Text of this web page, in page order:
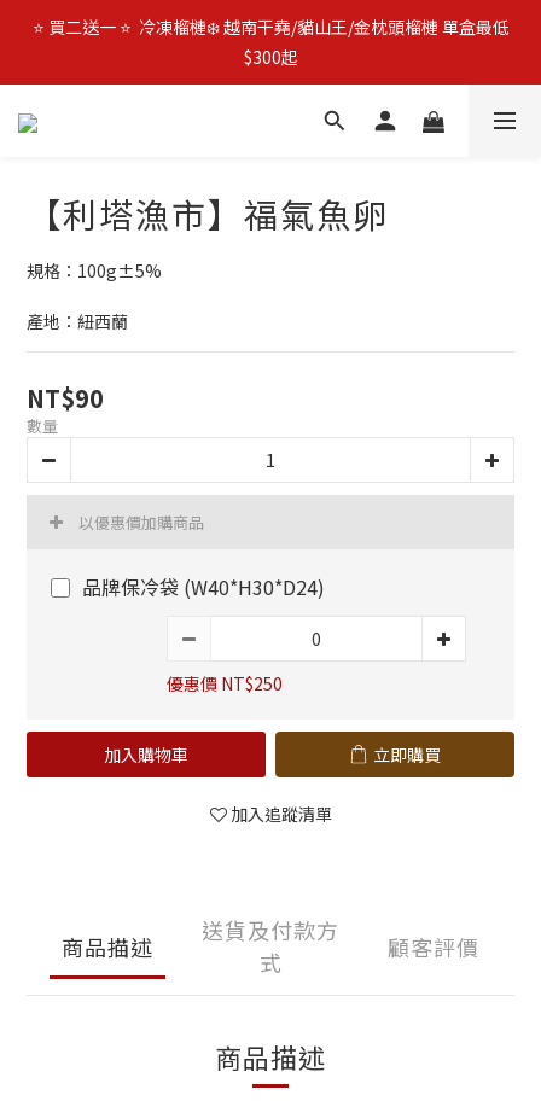
🚛 官網限時$𝟵𝟵𝟵免運 | 🔥 父親節加碼優惠 🔥 日本全殼生蠔2L 買
3包優惠價$1080 (免運費)
⭐️ 買二送一 ⭐️  冷凍榴槤❄️ 越南干堯/貓山王/金枕頭榴槤 單盒最低
$300起
🔥 父親節優惠殺 🔥 挪威鮭魚片4包$888
🚛 官網限時$𝟵𝟵𝟵免運 | 🔥 父親節加碼優惠 🔥 日本全殼生蠔2L 買
3包優惠價$1080 (免運費)
【利塔漁市】福氣魚卵
規格：100g±5%
產地：紐西蘭
NT$90
數量
以優惠價加購商品
品牌保冷袋 (W40*H30*D24)
優惠價 NT$250
加入購物車 立即購買
加入追蹤清單
商品描述
送貨及付款方
式
顧客評價
商品描述